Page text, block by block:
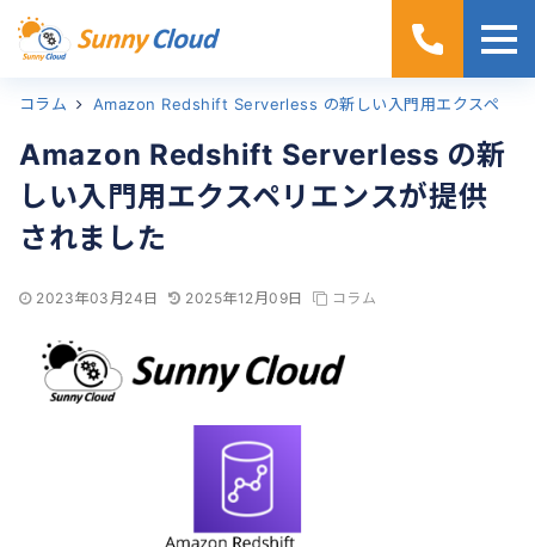
ホーム
コラム
Amazon Redshift Serverless の新
しい入門用エクスペリエンスが提供
されました
2023年03月24日 2025年12月09日 コラム